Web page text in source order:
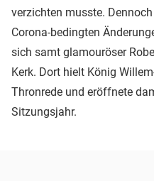
verzichten musste.
Corona-bedingten
sich samt glamouröser
Kerk. Dort hielt König
Thronrede und eröffnete
Sitzungsjahr.